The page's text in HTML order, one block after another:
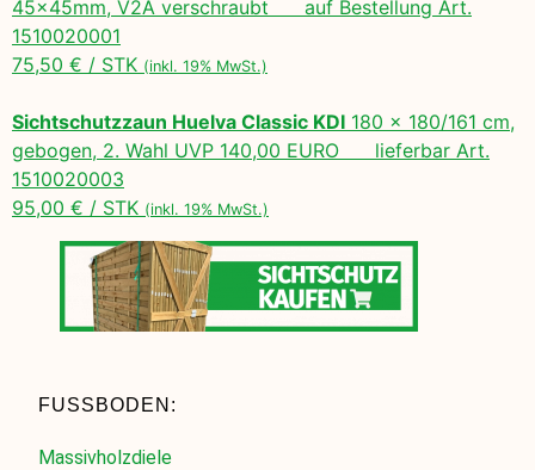
45x45mm, V2A verschraubt auf Bestellung Art.
1510020001
75,50 € / STK (inkl. 19% MwSt.)
Sichtschutzzaun Huelva Classic KDI 180 x 180/161 cm,
gebogen, 2. Wahl UVP 140,00 EURO lieferbar Art.
1510020003
95,00 € / STK (inkl. 19% MwSt.)
FUSSBODEN:
Massivholzdiele